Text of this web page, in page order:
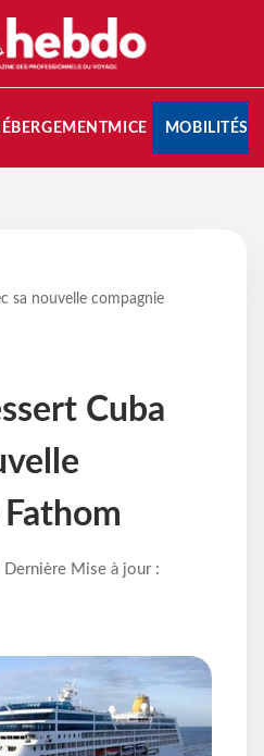
MICE MOBILITÉS
sa nouvelle compagnie
Cuba
Mise à jour :